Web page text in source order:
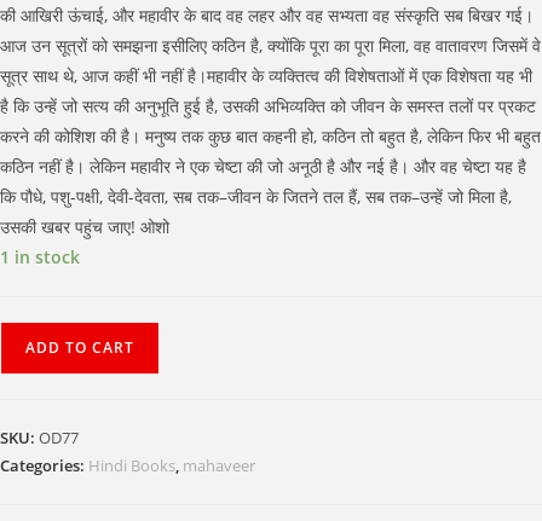
की आखिरी ऊंचाई, और महावीर के बाद वह लहर और वह सभ्‍यता वह संस्‍कृति सब बिखर गई।
आज उन सूत्रों को समझना इसीलिए कठिन है, क्‍योंकि पूरा का पूरा मिला, वह वातावरण जिसमें वे
सूत्र साथ थे, आज कहीं भी नहीं है।महावीर के व्यक्तित्व की विशेषताओं में एक विशेषता यह भी
है कि उन्हें जो सत्य की अनुभूति हुई है, उसकी अभिव्यक्ति को जीवन के समस्त तलों पर प्रकट
करने की कोशिश की है। मनुष्य तक कुछ बात कहनी हो, कठिन तो बहुत है, लेकिन फिर भी बहुत
कठिन नहीं है। लेकिन महावीर ने एक चेष्टा की जो अनूठी है और नई है। और वह चेष्टा यह है
कि पौधे, पशु-पक्षी, देवी-देवता, सब तक–जीवन के जितने तल हैं, सब तक–उन्हें जो मिला है,
उसकी खबर पहुंच जाए! ओशो
1 in stock
2
ADD TO CART
SKU: OD77
Categories: Hindi Books, mahaveer